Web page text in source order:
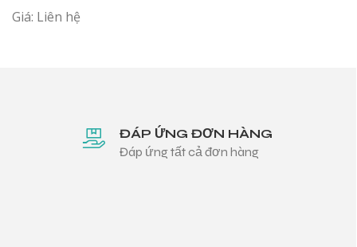
Giá: Liên hệ
ĐÁP ỨNG ĐƠN HÀNG
Đáp ứng tất cả đơn hàng